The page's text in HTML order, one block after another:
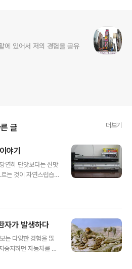
에 있어서 저의 경험을 공유
글 더보기
야기
연히 단맛보다는 신맛
는 것이 자연스럽습
함이 있는 물건’의
먹기에는 별로 적합
이 되어서 제가 연상
이라는 단어 사이에
레몬이 레몬이냐 하
자가 발생하다
는 다양한 경험을 많
중지하던 자동차를 도